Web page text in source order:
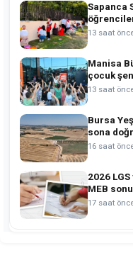
Sapanca
13 saat
Manisa
çocuk
13 saat
Bursa
sona
16 saat
2026
MEB
17 saat